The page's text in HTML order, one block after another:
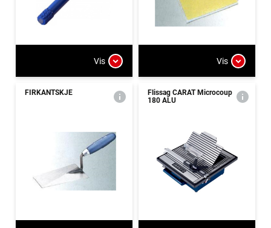
Vis Vis
FIRKANTSKJE
Flissag CARAT Microcoup
180 ALU